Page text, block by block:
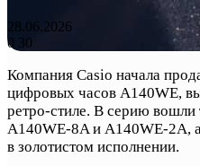
28.06.2026
0 30
Компания Casio начала
цифровых часов A140WE,
ретро-стиле. В серию вошли
A140WE-8A и A140WE-2A,
в золотистом исполнении.